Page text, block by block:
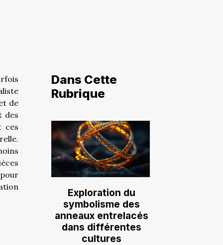
de
des
ces
Dans Cette
Rubrique
Exploration du
symbolisme des
anneaux entrelacés
dans différentes
cultures